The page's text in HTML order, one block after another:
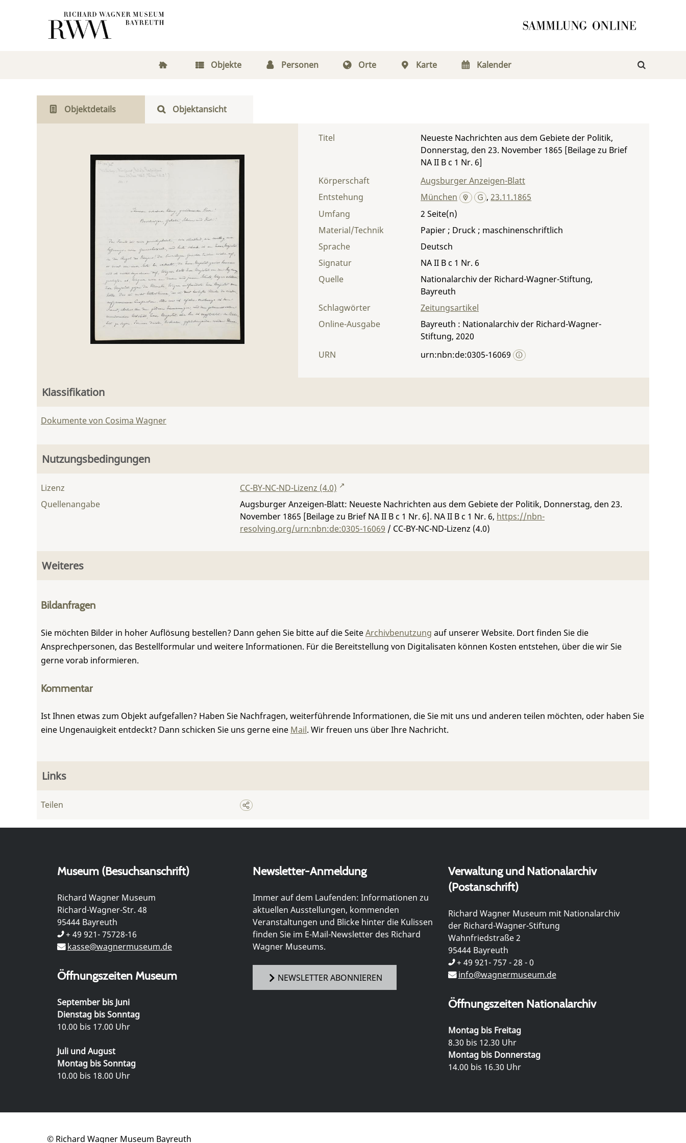
Objekte Personen Orte Karte Kalender
Objektdetails Objektansicht
Titel
Neueste Nachrichten aus dem Gebiete der Politik,
Donnerstag, den 23. November 1865 [Beilage zu Brief
NA II B c 1 Nr. 6]
Körperschaft
Augsburger Anzeigen-Blatt
Entstehung
München ,23.11.1865
Umfang
2
Material/Technik
Papier ; Druck ; maschinenschriftlich
Sprache
Deutsch
Signatur
NA II B c 1 Nr. 6
Quelle
Nationalarchiv der Richard-Wagner-Stiftung,
Bayreuth
Schlagwörter
Zeitungsartikel
Online-Ausgabe
Bayreuth : Nationalarchiv der Richard-Wagner-
Stiftung, 2020
URN
urn:nbn:de:0305-16069
Klassifikation
Dokumente von Cosima Wagner
Nutzungsbedingungen
Lizenz
CC-BY-NC-ND-Lizenz (4.0)
Quellenangabe
Augsburger Anzeigen-Blatt: Neueste Nachrichten aus dem Gebiete der Politik, Donnerstag, den 23.
November 1865 [Beilage zu Brief NA II B c 1 Nr. 6]. NA II B c 1 Nr. 6, https://nbn-
resolving.org/urn:nbn:de:0305-16069 / CC-BY-NC-ND-Lizenz (4.0)
Weiteres
Bildanfragen
Sie möchten Bilder in hoher Auflösung bestellen? Dann gehen Sie bitte auf die SeiteArchivbenutzung auf unserer Website. Dort finden Sie die
Ansprechpersonen, das Bestellformular und weitere Informationen. Für die Bereitstellung von Digitalisaten können Kosten entstehen, über die wir Sie
gerne vorab informieren.
Kommentar
Ist Ihnen etwas zum Objekt aufgefallen? Haben Sie Nachfragen, weiterführende Informationen, die Sie mit uns und anderen teilen möchten, oder haben Sie
eine Ungenauigkeit entdeckt? Dann schicken Sie uns gerne eine Mail. Wir freuen uns über Ihre Nachricht.
Links
Teilen
Museum (Besuchsanschrift)
Richard Wagner Museum
Richard-Wagner-Str. 48
95444 Bayreuth
+ 49 921- 75728-16
kasse@wagnermuseum.de
Öffnungszeiten Museum
September bis Juni
Dienstag bis Sonntag
10.00 bis 17.00 Uhr
Juli und August
Montag bis Sonntag
10.00 bis 18.00 Uhr
Newsletter-Anmeldung
Immer auf dem Laufenden: Informationen zu
aktuellen Ausstellungen, kommenden
Veranstaltungen und Blicke hinter die Kulissen
finden Sie im E-Mail-Newsletter des Richard
Wagner Museums.
NEWSLETTER ABONNIEREN
Verwaltung und Nationalarchiv
(Postanschrift)
Richard Wagner Museum mit Nationalarchiv
der Richard-Wagner-Stiftung
Wahnfriedstraße 2
95444 Bayreuth
+ 49 921- 757 - 28 - 0
info@wagnermuseum.de
Öffnungszeiten Nationalarchiv
Montag bis Freitag
8.30 bis 12.30 Uhr
Montag bis Donnerstag
14.00 bis 16.30 Uhr
© Richard Wagner Museum Bayreuth